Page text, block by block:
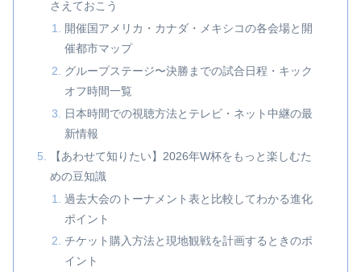
さえておこう
開催国アメリカ・カナダ・メキシコの各会場と開
催都市マップ
グループステージ〜決勝までの試合日程・キック
オフ時間一覧
日本時間での視聴方法とテレビ・ネット中継の最
新情報
【あわせて知りたい】2026年W杯をもっと楽しむた
めの豆知識
過去大会のトーナメント表と比較してわかる進化
ポイント
チケット購入方法と現地観戦を計画するときのポ
イント